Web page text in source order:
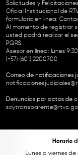
Solicitudes y
Oficial Institucional de
formulario en línea:
Al momento de registrar
usted podrá realizar el
PQRS
Asesor en línea: lunes
(+57) (601) 2200700
Correo de notificaciones
Denuncias por actos de
Horario
Lunes a viernes